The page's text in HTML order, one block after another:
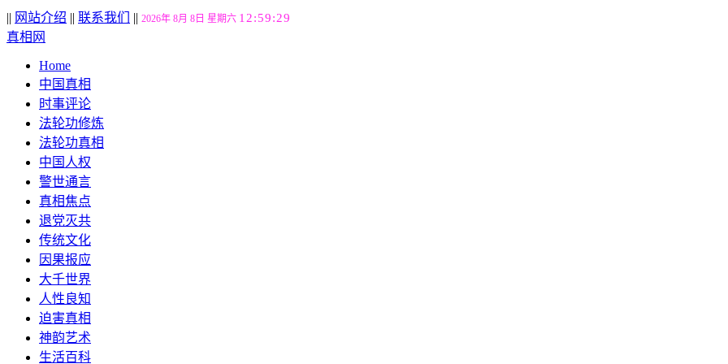
|| 网站介绍 || 联系我们 || 2026年 8月 8日 星期六 12:59:30
真相网
Home
中国真相
时事评论
法轮功修炼
法轮功真相
中国人权
警世通言
真相焦点
退党灭共
传统文化
因果报应
大千世界
人性良知
迫害真相
神韵艺术
生活百科